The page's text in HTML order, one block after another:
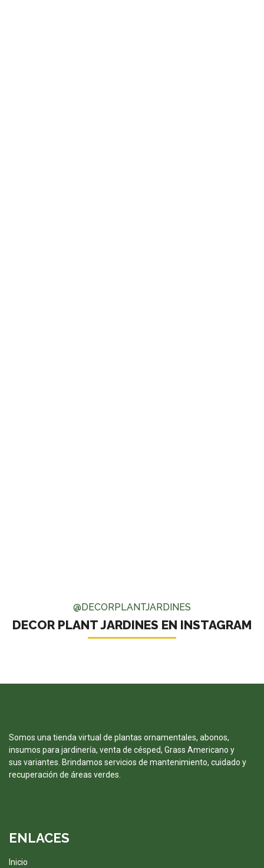
@DECORPLANTJARDINES
DECOR PLANT JARDINES EN INSTAGRAM
Somos una tienda virtual de plantas ornamentales, abonos,
insumos para jardinería, venta de césped, Grass Americano y
sus variantes. Brindamos servicios de mantenimiento, cuidado y
recuperación de áreas verdes.
ENLACES
Inicio